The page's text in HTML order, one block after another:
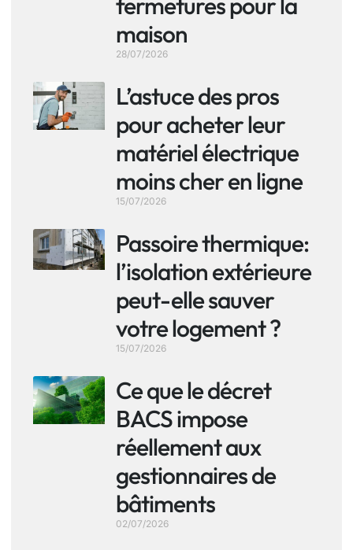
maison
28/07/2026
L’astuce des pros
pour acheter leur
matériel électrique
moins cher en ligne
15/07/2026
Passoire thermique:
l’isolation extérieure
peut-elle sauver
votre logement ?
15/07/2026
Ce que le décret
BACS impose
réellement aux
gestionnaires de
bâtiments
02/07/2026